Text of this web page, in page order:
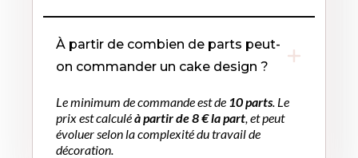
À partir de combien de parts peut-
on commander un cake design ?
Le minimum de commande est de 10 parts. Le
prix est calculéà partir de 8 € la part, et peut
évoluer selon la complexité du travail de
décoration.